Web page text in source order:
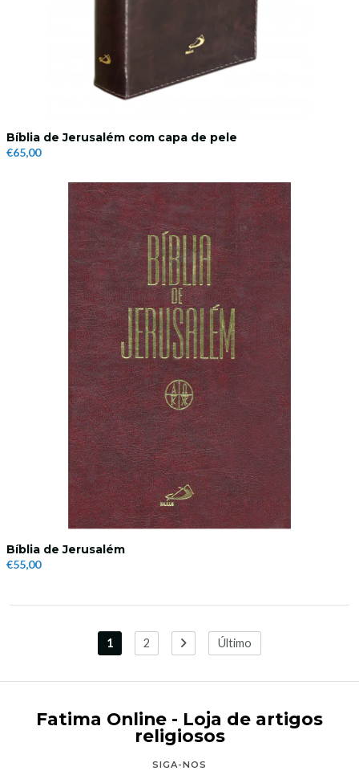
Bíblia de Jerusalém com capa de pele
€65,00
Bíblia de Jerusalém
€55,00
1 2 Último
Fatima Online - Loja de artigos
religiosos
SIGA-NOS